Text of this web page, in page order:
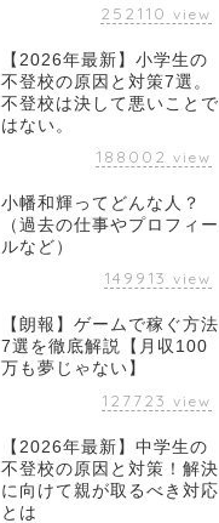
252110 view
【2026年最新】小学生の
不登校の原因と対策7選。
不登校は決して悪いことで
はない。
188002 view
小幡和輝ってどんな人？
（過去の仕事やプロフィー
ルなど）
149913 view
【朗報】ゲームで稼ぐ方法
7選を徹底解説【月収100
万も夢じゃない】
127723 view
【2026年最新】中学生の
不登校の原因と対策！解決
に向けて親が取るべき対応
とは